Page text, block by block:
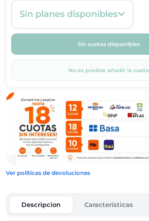
Sin planes disponibles
Sin cuotas disponibles
No es posible añadir la cuota
Ver políticas de devoluciones
Descripcion Características